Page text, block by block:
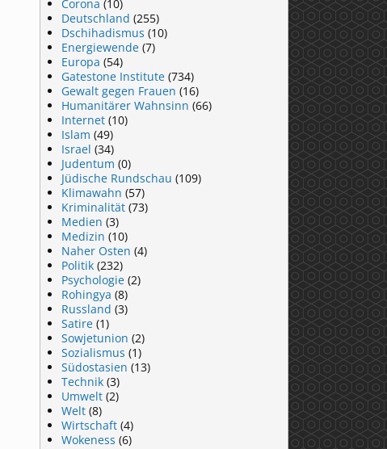
Corona (10)
Deutschland (255)
Dschihadismus (10)
Energiewende (7)
Europa (54)
Gatestone Institute (734)
Gewalt gegen Frauen (16)
Humanitärer Wahnsinn (66)
Internet (10)
Islam (49)
Israel (34)
Judentum (0)
Jüdische Rundschau (109)
Klimawahn (57)
Kriminalität (73)
Medien (3)
Medizin (10)
Naher Osten (4)
Politik (232)
Psychologie (2)
Rohingya (8)
Russland (3)
Satire (1)
Sowjetunion (2)
Sozialismus (1)
Südostasien (13)
Technik (3)
Umwelt (2)
Welt (8)
Wirtschaft (4)
Wokeness (6)